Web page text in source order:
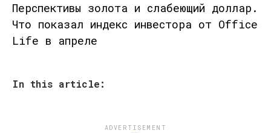
Перспективы золота и слабеющий доллар.
Что показал индекс инвестора от Office
Life в апреле
In this article:
ADVERTISEMENT